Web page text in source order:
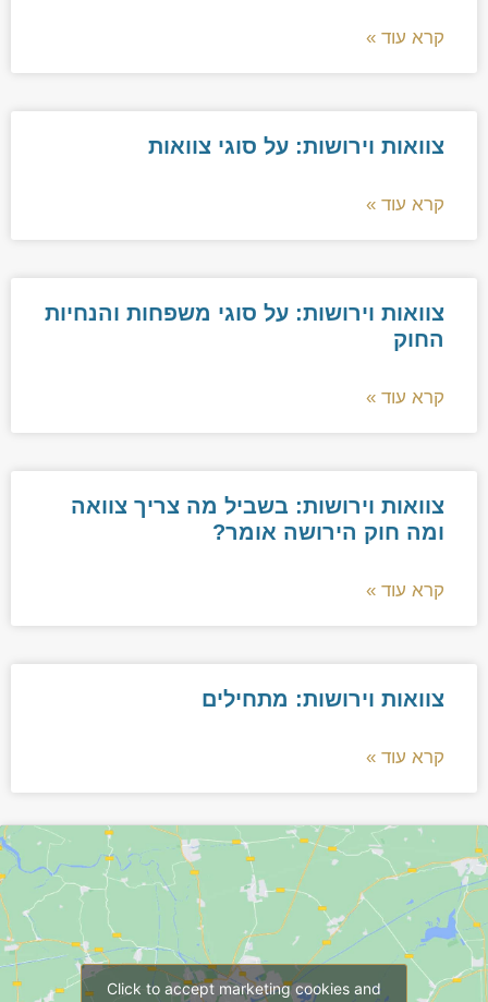
קרא עוד »
צוואות וירושות: על סוגי צוואות
קרא עוד »
צוואות וירושות: על סוגי משפחות והנחיות
החוק
קרא עוד »
צוואות וירושות: בשביל מה צריך צוואה
ומה חוק הירושה אומר?
קרא עוד »
צוואות וירושות: מתחילים
קרא עוד »
Click to accept marketing cookies and